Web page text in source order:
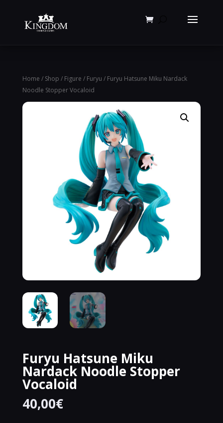
Home / Shop / Figure / Furyu / Furyu Hatsune Miku Nardack
Noodle Stopper Vocaloid
Furyu Hatsune Miku
Nardack Noodle Stopper
Vocaloid
40,00€